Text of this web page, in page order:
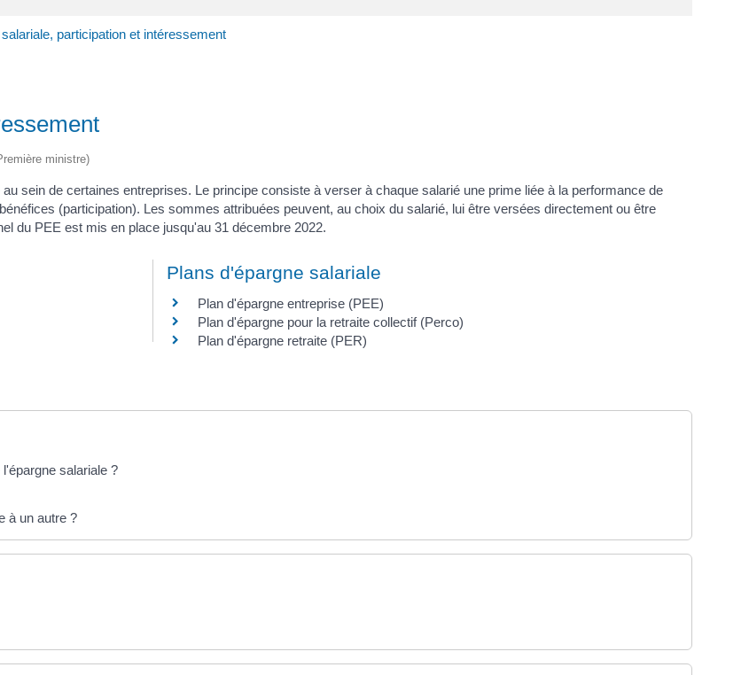
participation et intéressement
ministre)
sein de certaines entreprises. Le principe consiste à verser à chaque salarié une prime liée à la performance de
(participation). Les sommes attribuées peuvent, au choix du salarié, lui être versées directement ou être
du PEE est mis en place jusqu'au 31 décembre 2022.
Plans d'épargne salariale
Plan d'épargne entreprise (PEE)
Plan d'épargne pour la retraite collectif (Perco)
Plan d'épargne retraite (PER)
salariale ?
à un autre ?